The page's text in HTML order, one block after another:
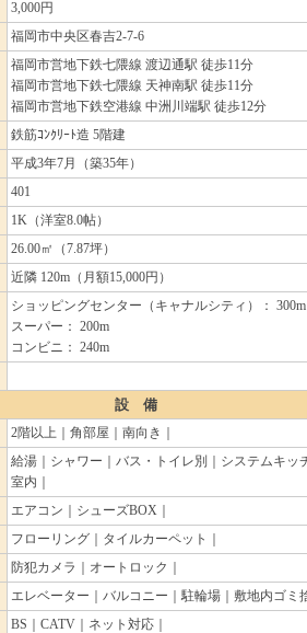
3,000円
福岡市中央区春吉2-7-6
福岡市営地下鉄七隈線 渡辺通駅 徒歩11分
福岡市営地下鉄七隈線 天神南駅 徒歩11分
福岡市営地下鉄空港線 中洲川端駅 徒歩12分
鉄筋ｺﾝｸﾘｰﾄ造 5階建
平成3年7月（築35年）
401
1K（洋室8.0帖）
26.00㎡（7.87坪）
近隣 120m（月額15,000円）
ショッピングセンター（キャナルシティ）： 300m
スーパー： 200m
コンビニ： 240m
設 備
2階以上｜角部屋｜南向き｜
給湯｜シャワー｜バス・トイレ別｜システムキッ
室内｜
エアコン｜シューズBOX｜
フローリング｜タイルカーペット｜
防犯カメラ｜オートロック｜
エレベーター｜バルコニー｜駐輪場｜敷地内ゴミ
BS｜CATV｜ネット対応｜